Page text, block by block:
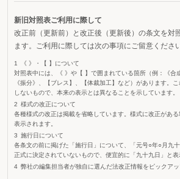
新旧対照表ご利用に際して
改正前（更新前）と改正後（更新後）の条文を対
ます。ご利用に際しては次の事項にご留意ください
《 》・【 】について
対照表中には、《 》や【 】で囲まれている箇所（例：《合
《振分》、【ブレス】、【体裁加工】など）があります。
しないもので、本来の表示とは異なることを示しています。
様式の改正について
各種様式の改正は掲載を省略しています。様式に改正があ
表示されます。
施行日について
各条文の前に掲げた「施行日」について、「元号○年○月九
正式に決定されていないもので、便宜的に「九十九日」と表
弊社の編集担当者が独自に選んだ法改正情報をピックアッ